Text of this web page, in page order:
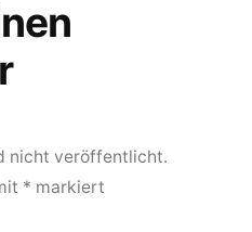
nicht veröffentlicht.
* markiert